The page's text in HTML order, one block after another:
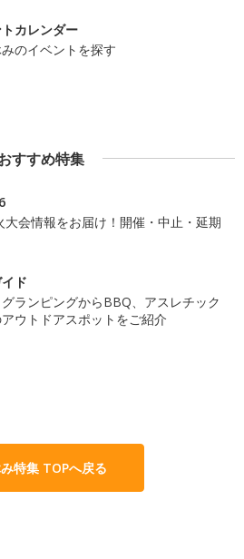
カレンダー
のイベントを探す
すすめ特集
大会情報をお届け！開催・中止・延期
ド
ランピングからBBQ、アスレチック
ウトドアスポットをご紹介
特集 TOPへ戻る